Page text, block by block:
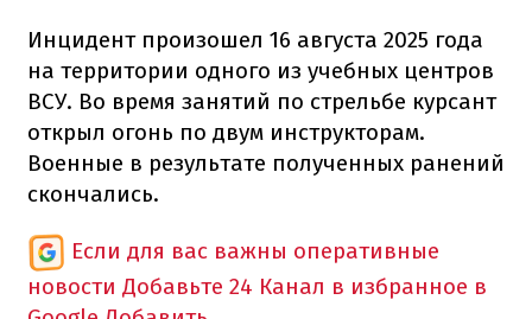
Инцидент произошел 16 августа 2025 года
на территории одного из учебных центров
ВСУ. Во время занятий по стрельбе курсант
открыл огонь по двум инструкторам.
Военные в результате полученных ранений
скончались.
Если для вас важны оперативные
новости Добавьте 24 Канал в избранное в